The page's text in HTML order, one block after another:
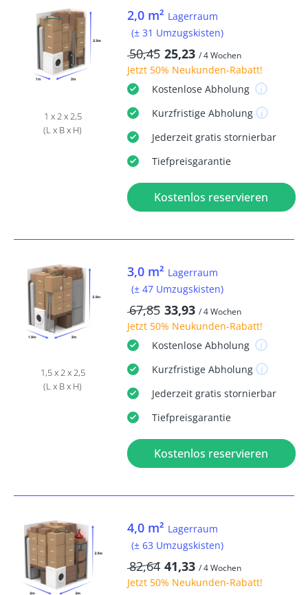
1 x 2 x 2,5
(L x B x H)
2,0 m² Lagerraum
(± 31 Umzugskisten)
50,45 25,23 / 4 Wochen
Jetzt 50% Neukunden-Rabatt!
KostenloseAbholung
KurzfristigeAbholung
Jederzeit gratis stornierbar
Tiefpreisgarantie
Kostenlos reservieren
1,5 x 2 x 2,5
(L x B x H)
3,0 m² Lagerraum
(± 47 Umzugskisten)
67,85 33,93 / 4 Wochen
Jetzt 50% Neukunden-Rabatt!
KostenloseAbholung
KurzfristigeAbholung
Jederzeit gratis stornierbar
Tiefpreisgarantie
Kostenlos reservieren
4,0 m² Lagerraum
(± 63 Umzugskisten)
82,64 41,33 / 4 Wochen
Jetzt 50% Neukunden-Rabatt!